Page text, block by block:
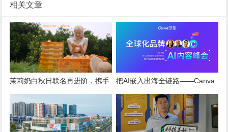
相关文章
茉莉奶白秋日联名再进阶，携手
把AI嵌入出海全链路——Canva
可画为企业出海填平“内容缺口”